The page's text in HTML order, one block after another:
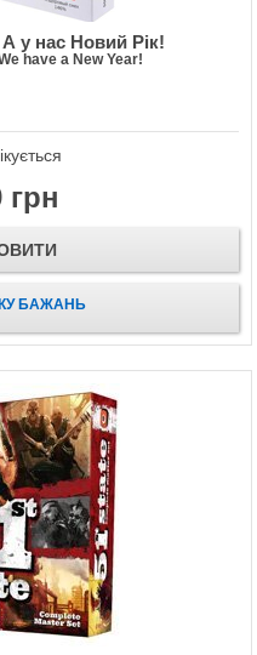
А у нас Новий Рік!
have a New Year!
грн
БАЖАНЬ